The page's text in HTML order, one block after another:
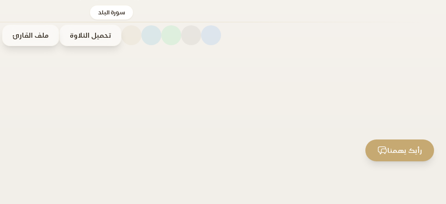
سورة البلد
تحميل التلاوة ملف القارئ
رأيك يهمنا